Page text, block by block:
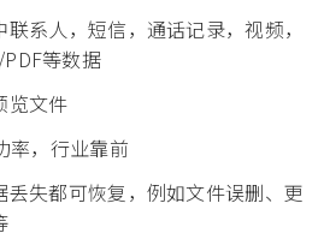
系人，短信，通话记录，视频，
等数据
览文件
率，行业靠前
丢失都可恢复，例如文件误删、更